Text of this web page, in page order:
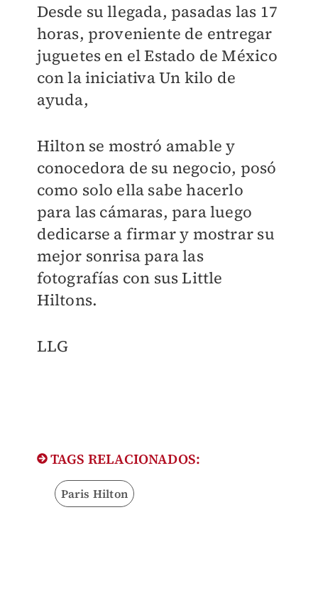
Desde su llegada, pasadas las 17
horas, proveniente de entregar
juguetes en el Estado de México
con la iniciativa Un kilo de
ayuda,
Hilton se mostró amable y
conocedora de su negocio, posó
como solo ella sabe hacerlo
para las cámaras, para luego
dedicarse a firmar y mostrar su
mejor sonrisa para las
fotografías con sus Little
Hiltons.
LLG
TAGS RELACIONADOS:
Paris Hilton